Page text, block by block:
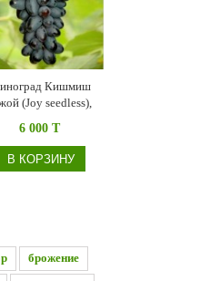
Кишмиш
(Joy seedless),
6 000 T
В КОРЗИНУ
брожение